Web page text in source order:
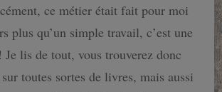
ce métier était fait pour moi
plus qu’un simple travail, c’est une
lis de tout, vous trouverez donc
toutes sortes de livres, mais aussi